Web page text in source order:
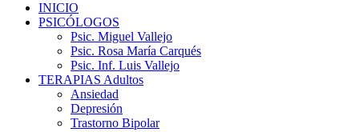
INICIO
PSICÓLOGOS
Psic. Miguel Vallejo
Psic. Rosa María Carqués
Psic. Inf. Luis Vallejo
TERAPIAS Adultos
Ansiedad
Depresión
Trastorno Bipolar